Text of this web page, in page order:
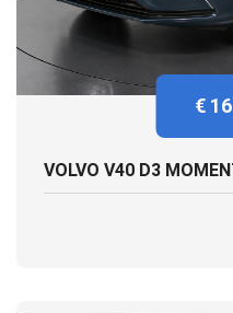
€
VOLVO V40 D3